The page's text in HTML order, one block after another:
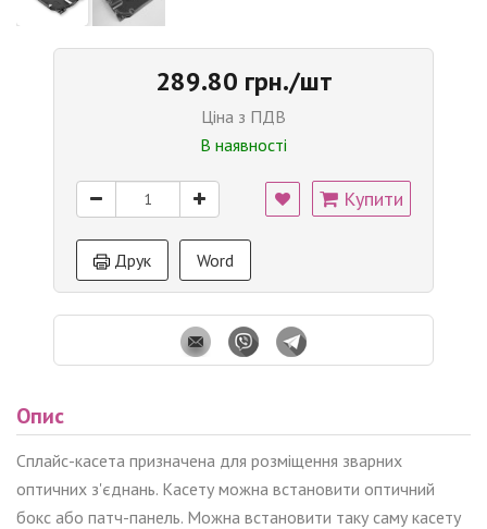
289.80 грн./шт
Ціна з ПДВ
В наявності
Купити
Друк Word
Опис
Сплайс-касета призначена для розміщення зварних
оптичних з'єднань. Касету можна встановити оптичний
бокс або патч-панель. Можна встановити таку саму касету